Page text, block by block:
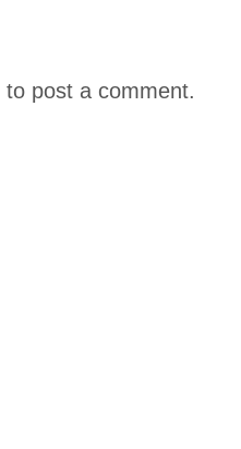
to post a comment.